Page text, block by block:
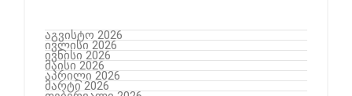
აგვისტო 2026
ივლისი 2026
ივნისი 2026
მაისი 2026
აპრილი 2026
მარტი 2026